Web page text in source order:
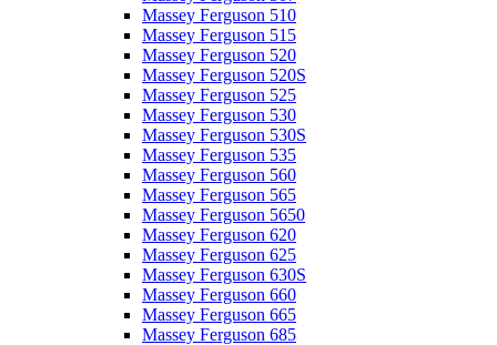
Massey Ferguson 510
Massey Ferguson 515
Massey Ferguson 520
Massey Ferguson 520S
Massey Ferguson 525
Massey Ferguson 530
Massey Ferguson 530S
Massey Ferguson 535
Massey Ferguson 560
Massey Ferguson 565
Massey Ferguson 5650
Massey Ferguson 620
Massey Ferguson 625
Massey Ferguson 630S
Massey Ferguson 660
Massey Ferguson 665
Massey Ferguson 685